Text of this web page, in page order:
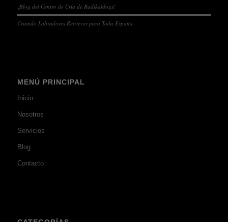
¡Blog del Centro de Cría de Radikaldogs!
Criando Labradores Retriever para Toda España
MENÚ PRINCIPAL
Inicio
Nosotros
Servicios
Blog
Contacto